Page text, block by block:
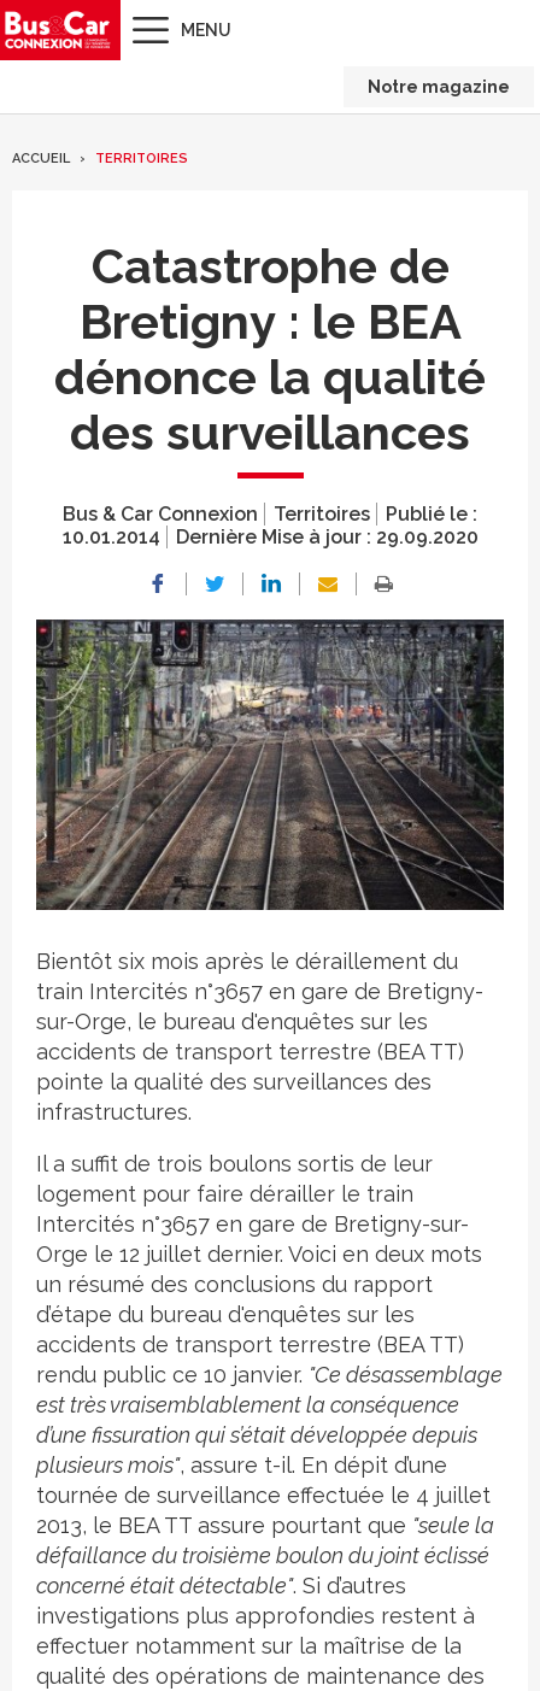
MENU
Notre magazine
ACCUEIL TERRITOIRES
Catastrophe de
Bretigny : le BEA
dénonce la qualité
des surveillances
Bus & Car Connexion Territoires
Publié le :
10.01.2014
Dernière Mise à jour : 29.09.2020
Crédit photo
Bientôt six mois après le déraillement du
train Intercités n°3657 en gare de Bretigny-
sur-Orge, le bureau d'enquêtes sur les
accidents de transport terrestre (BEA TT)
pointe la qualité des surveillances des
infrastructures.
Il a suffit de trois boulons sortis de leur
logement pour faire dérailler le train
Intercités n°3657 en gare de Bretigny-sur-
Orge le 12 juillet dernier. Voici en deux mots
un résumé des conclusions du rapport
d’étape du bureau d'enquêtes sur les
accidents de transport terrestre (BEA TT)
rendu public ce 10 janvier. "Ce désassemblage
est très vraisemblablement la conséquence
d’une fissuration qui s’était développée depuis
plusieurs mois", assure t-il. En dépit d’une
tournée de surveillance effectuée le 4 juillet
2013, le BEA TT assure pourtant que "seule la
défaillance du troisième boulon du joint éclissé
concerné était détectable". Si d’autres
investigations plus approfondies restent à
effectuer notamment sur la maîtrise de la
qualité des opérations de maintenance des